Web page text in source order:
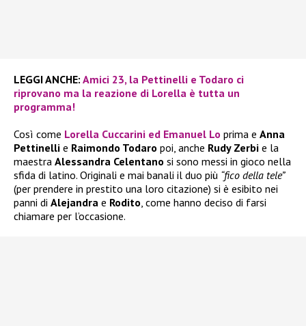
LEGGI ANCHE: Amici 23, la Pettinelli e Todaro ci
riprovano ma la reazione di Lorella è tutta un
programma!
Così come Lorella Cuccarini ed Emanuel Lo prima e Anna
Pettinelli e Raimondo Todaro poi, anche Rudy Zerbi e la
maestra Alessandra Celentano si sono messi in gioco nella
sfida di latino. Originali e mai banali il duo più “fico della tele”
(per prendere in prestito una loro citazione) si è esibito nei
panni di Alejandra e Rodito, come hanno deciso di farsi
chiamare per l’occasione.